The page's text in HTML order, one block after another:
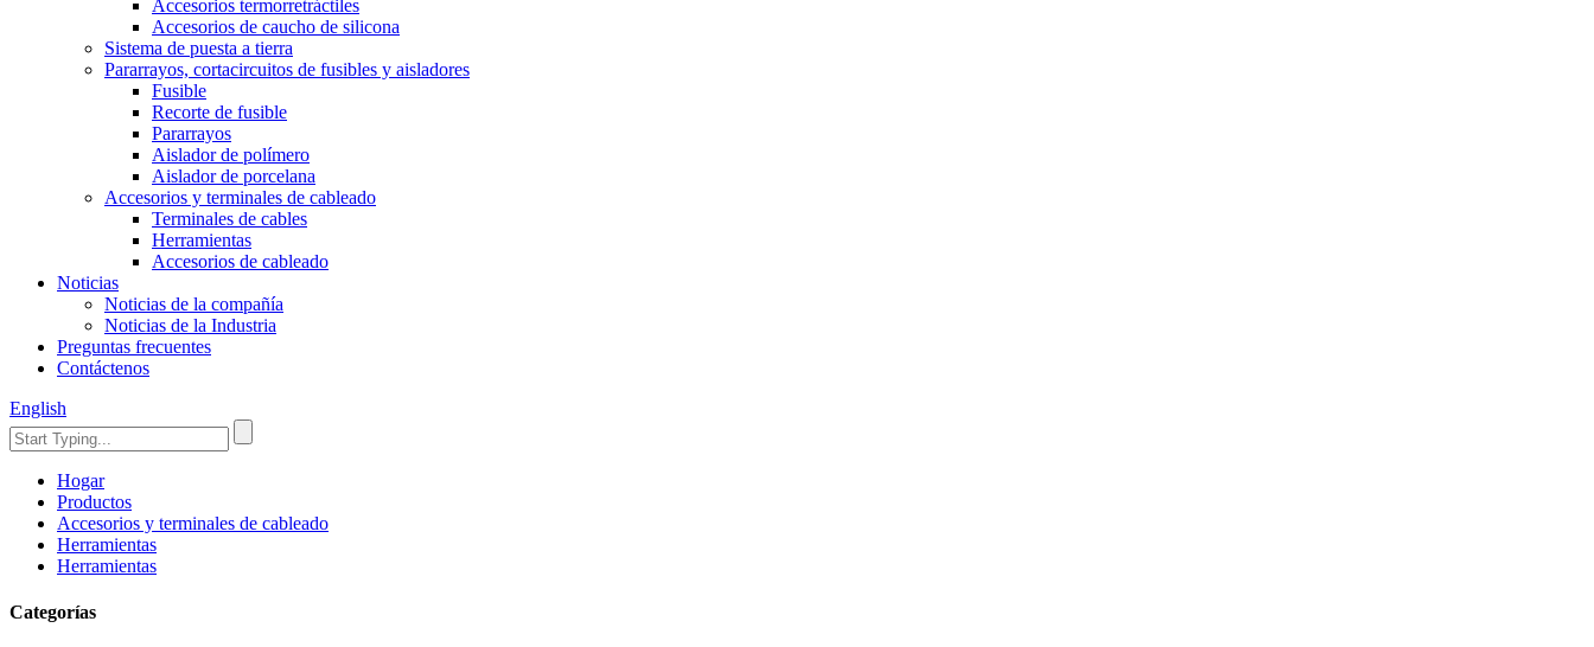
Accesorios termorretráctiles
Accesorios de caucho de silicona
Sistema de puesta a tierra
Pararrayos, cortacircuitos de fusibles y aisladores
Fusible
Recorte de fusible
Pararrayos
Aislador de polímero
Aislador de porcelana
Accesorios y terminales de cableado
Terminales de cables
Herramientas
Accesorios de cableado
Noticias
Noticias de la compañía
Noticias de la Industria
Preguntas frecuentes
Contáctenos
English
Hogar
Productos
Accesorios y terminales de cableado
Herramientas
Herramientas
Categorías